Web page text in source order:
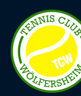
Startseite